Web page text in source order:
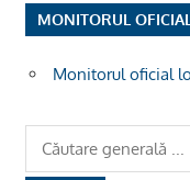
MONITORUL
Monitorul oficial